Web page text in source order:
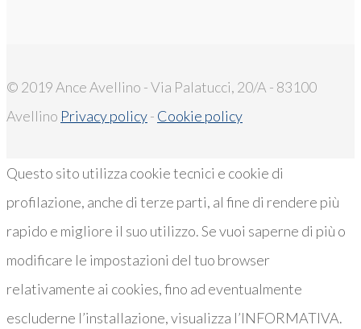
© 2019 Ance Avellino - Via Palatucci, 20/A - 83100
Avellino Privacy policy- Cookie policy
Questo sito utilizza cookie tecnici e cookie di
profilazione, anche di terze parti, al fine di rendere più
rapido e migliore il suo utilizzo. Se vuoi saperne di più o
modificare le impostazioni del tuo browser
relativamente ai cookies, fino ad eventualmente
escluderne l’installazione, visualizza l’INFORMATIVA.